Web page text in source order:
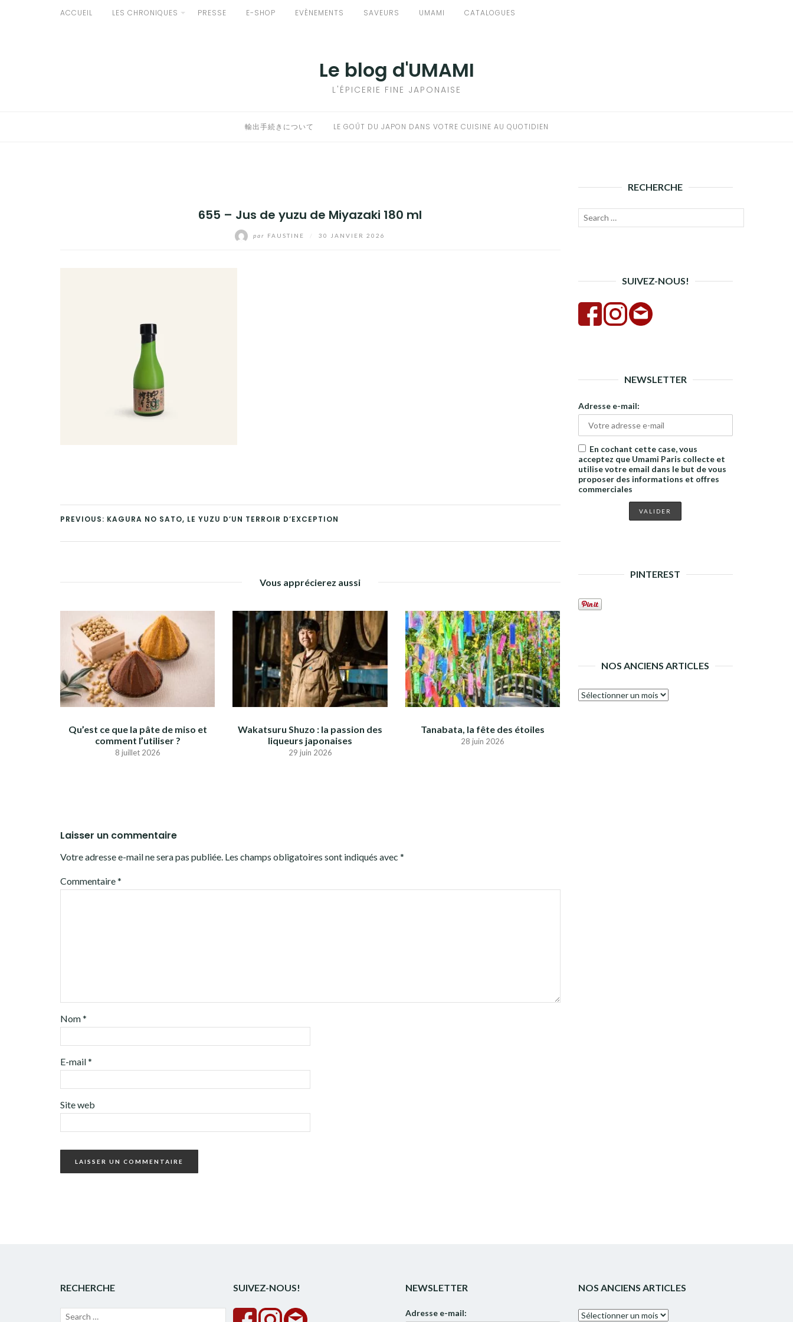
ACCUEIL LES CHRONIQUES PRESSE E-SHOP EVÈNEMENTS SAVEURS UMAMI CATALOGUES
Le blog d'UMAMI
L'ÉPICERIE FINE JAPONAISE
輸出手続きについて LE GOÛT DU JAPON DANS VOTRE CUISINE AU QUOTIDIEN
655 – Jus de yuzu de Miyazaki 180 ml
par FAUSTINE 30 JANVIER 2026
PREVIOUS: KAGURA NO SATO, LE YUZU D’UN TERROIR D’EXCEPTION
Vous apprécierez aussi
Qu’est ce que la pâte de miso et
comment l’utiliser ?
8 juillet 2026
Wakatsuru Shuzo : la passion des
liqueurs japonaises
29 juin 2026
Tanabata, la fête des étoiles
28 juin 2026
Laisser un commentaire
Votre adresse e-mail ne sera pas publiée. Les champs obligatoires sont indiqués avec *
Commentaire*
Nom*
E-mail*
Site web
RECHERCHE
Recherche
SUIVEZ-NOUS!
NEWSLETTER
Adresse e-mail:
En cochant cette case, vous
acceptez que Umami Paris collecte et
utilise votre email dans le but de vous
proposer des informations et offres
commerciales
PINTEREST
NOS ANCIENS ARTICLES
Nos
RECHERCHE
Recherche
SUIVEZ-NOUS! NEWSLETTER
Adresse e-mail:
NOS ANCIENS ARTICLES
Nos